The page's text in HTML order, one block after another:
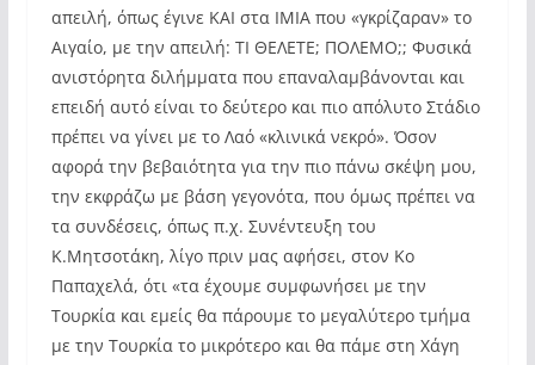
απειλή, όπως έγινε ΚΑΙ στα ΙΜΙΑ που «γκρίζαραν» το
Αιγαίο, με την απειλή: ΤΙ ΘΕΛΕΤΕ; ΠΟΛΕΜΟ;; Φυσικά
ανιστόρητα διλήμματα που επαναλαμβάνονται και
επειδή αυτό είναι το δεύτερο και πιο απόλυτο Στάδιο
πρέπει να γίνει με το Λαό «κλινικά νεκρό». Όσον
αφορά την βεβαιότητα για την πιο πάνω σκέψη μου,
την εκφράζω με βάση γεγονότα, που όμως πρέπει να
τα συνδέσεις, όπως π.χ. Συνέντευξη του
Κ.Μητσοτάκη, λίγο πριν μας αφήσει, στον Κο
Παπαχελά, ότι «τα έχουμε συμφωνήσει με την
Τουρκία και εμείς θα πάρουμε το μεγαλύτερο τμήμα
με την Τουρκία το μικρότερο και θα πάμε στη Χάγη